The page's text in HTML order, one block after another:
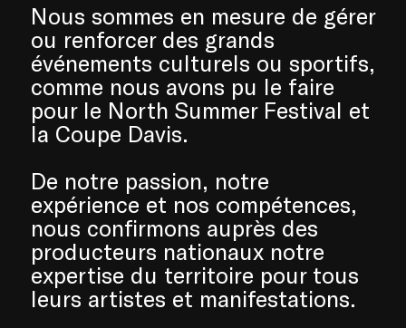
Nous sommes en mesure de gérer
ou renforcer des grands
événements culturels ou sportifs,
comme nous avons pu le faire
pour le North Summer Festival et
la Coupe Davis.
De notre passion, notre
expérience et nos compétences,
nous confirmons auprès des
producteurs nationaux notre
expertise du territoire pour tous
leurs artistes et manifestations.